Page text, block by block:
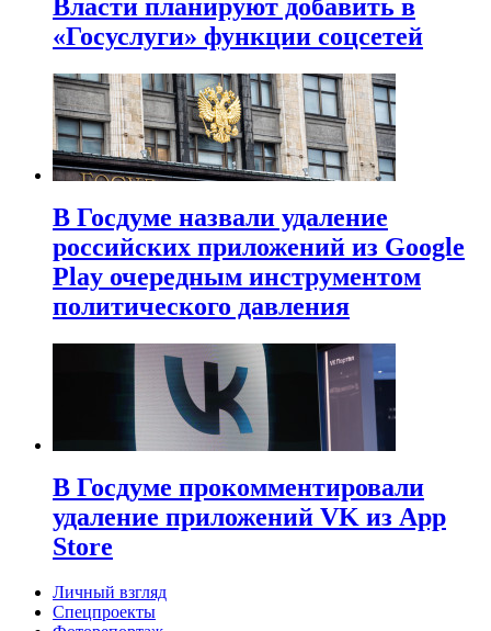
Власти планируют добавить в
«Госуслуги» функции соцсетей
В Госдуме назвали удаление
российских приложений из Google
Play очередным инструментом
политического давления
В Госдуме прокомментировали
удаление приложений VK из App
Store
Личный взгляд
Спецпроекты